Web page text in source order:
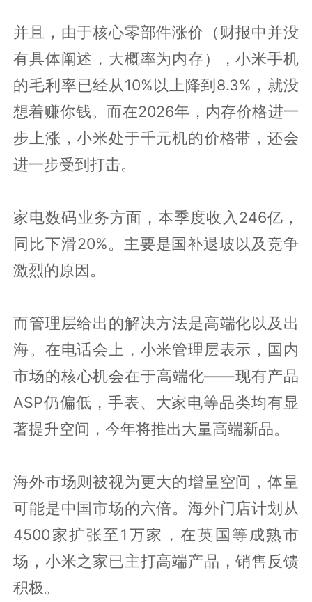
并且，由于核心零部件涨价（财报中并没
有具体阐述，大概率为内存），小米手机
的毛利率已经从10%以上降到8.3%，就没
想着赚你钱。而在2026年，内存价格进一
步上涨，小米处于千元机的价格带，还会
进一步受到打击。
家电数码业务方面，本季度收入246亿，
同比下滑20%。主要是国补退坡以及竞争
激烈的原因。
而管理层给出的解决方法是高端化以及出
海。在电话会上，小米管理层表示，国内
市场的核心机会在于高端化——现有产品
ASP仍偏低，手表、大家电等品类均有显
著提升空间，今年将推出大量高端新品。
海外市场则被视为更大的增量空间，体量
可能是中国市场的六倍。海外门店计划从
4500家扩张至1万家，在英国等成熟市
场，小米之家已主打高端产品，销售反馈
积极。